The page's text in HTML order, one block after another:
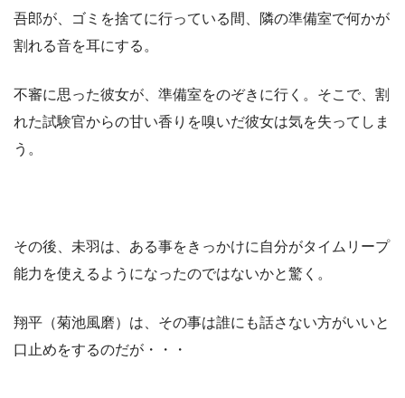
吾郎が、ゴミを捨てに行っている間、隣の準備室で何かが
割れる音を耳にする。
不審に思った彼女が、準備室をのぞきに行く。そこで、割
れた試験官からの甘い香りを嗅いだ彼女は気を失ってしま
う。
その後、未羽は、ある事をきっかけに自分がタイムリープ
能力を使えるようになったのではないかと驚く。
翔平（菊池風磨）は、その事は誰にも話さない方がいいと
口止めをするのだが・・・